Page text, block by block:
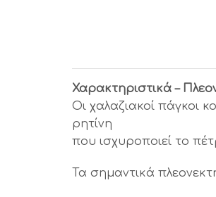
Χαρακτηριστικά –
Οι χαλαζιακοί πάγκοι
ρητίνη
που ισχυροποιεί το
Τα σημαντικά